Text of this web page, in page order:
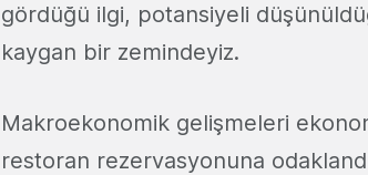
gördüğü ilgi, potansiyeli
kaygan bir zemindeyiz.
Makroekonomik gelişmeleri
restoran rezervasyonuna